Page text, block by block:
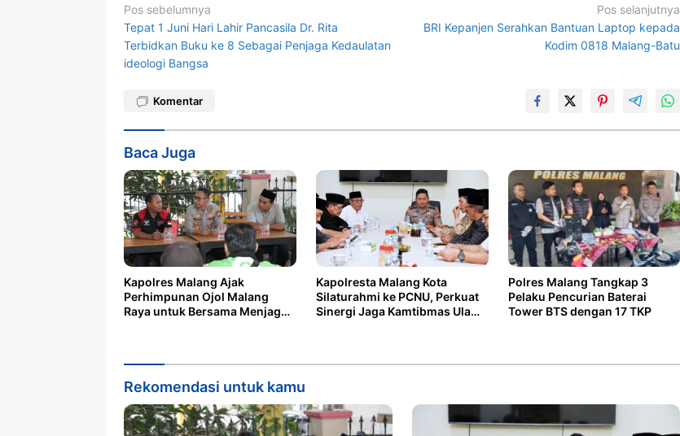
Navigasi
pos
Pos sebelumnya
Tepat 1 Juni Hari Lahir Pancasila Dr. Rita
Terbidkan Buku ke 8 Sebagai Penjaga Kedaulatan
ideologi Bangsa
Pos selanjutnya
BRI Kepanjen Serahkan Bantuan Laptop kepada
Kodim 0818 Malang-Batu
Komentar
Baca Juga
Kapolres Malang Ajak
Perhimpunan Ojol Malang
Raya untuk Bersama Menjaga
Kapolresta Malang Kota
Silaturahmi ke PCNU, Perkuat
Sinergi Jaga Kamtibmas Ulama
Polres Malang Tangkap 3
Pelaku Pencurian Baterai
Tower BTS dengan 17 TKP
Rekomendasi untuk kamu